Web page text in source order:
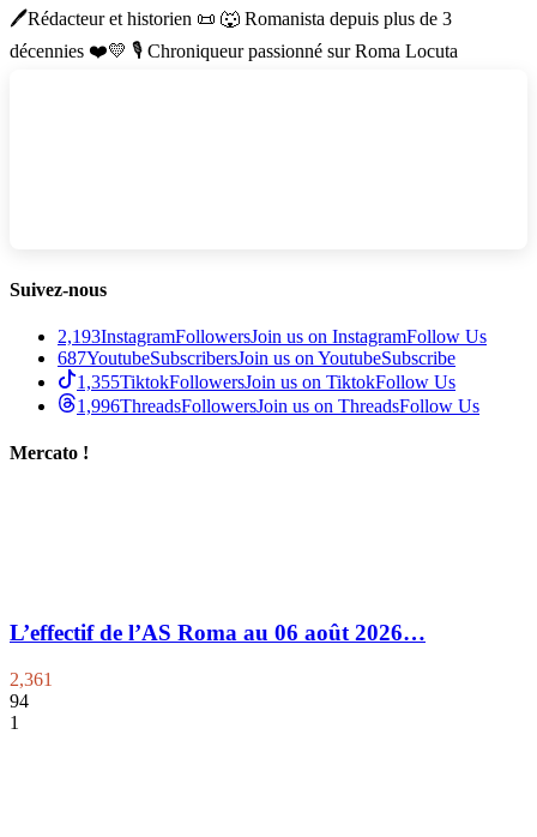
🖊Rédacteur et historien 📜 🐺 Romanista depuis plus de 3
décennies ❤️💛 🎙 Chroniqueur passionné sur Roma Locuta
Suivez-nous
2,193InstagramFollowersJoin us on InstagramFollow Us
687YoutubeSubscribersJoin us on YoutubeSubscribe
1,355TiktokFollowersJoin us on TiktokFollow Us
1,996ThreadsFollowersJoin us on ThreadsFollow Us
Mercato !
L’effectif de l’AS Roma au 06 août 2026…
2,361
94
1